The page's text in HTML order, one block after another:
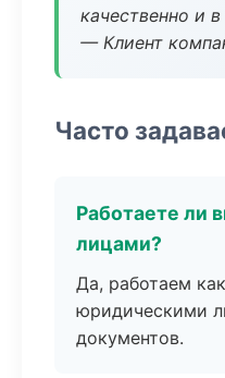
качественно и
— Клиент
Часто
Работаете ли
лицами?
Да, работаем
юридическими
документов.